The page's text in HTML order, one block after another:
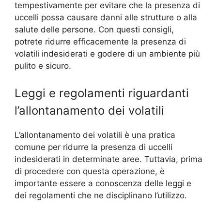
tempestivamente per evitare che la presenza di
uccelli possa causare danni alle strutture o alla
salute delle persone. Con questi consigli,
potrete ridurre efficacemente la presenza di
volatili indesiderati e godere di un ambiente più
pulito e sicuro.
Leggi e regolamenti riguardanti
l’allontanamento dei volatili
L’allontanamento dei volatili è una pratica
comune per ridurre la presenza di uccelli
indesiderati in determinate aree. Tuttavia, prima
di procedere con questa operazione, è
importante essere a conoscenza delle leggi e
dei regolamenti che ne disciplinano l’utilizzo.